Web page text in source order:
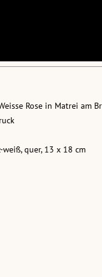
Rose in Matrei am
quer, 13 x 18 cm